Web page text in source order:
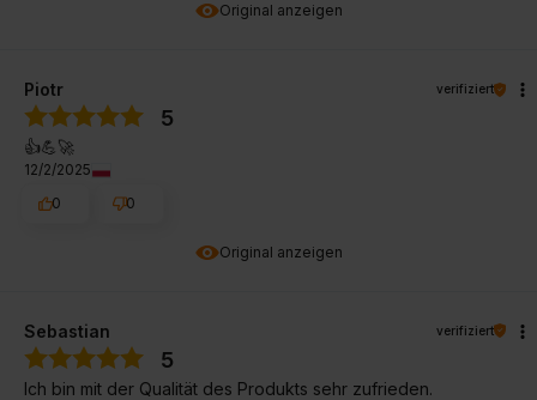
Original anzeigen
Original anzeigen
Piotr verifiziert
5
👍️💪🚀
12/2/2025
0
0
Sebastian verifiziert
5
Ich bin mit der Qualität des Produkts sehr zufrieden.